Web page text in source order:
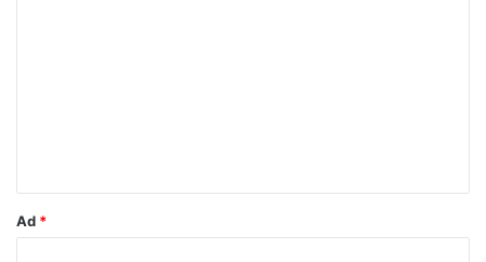
Ad *